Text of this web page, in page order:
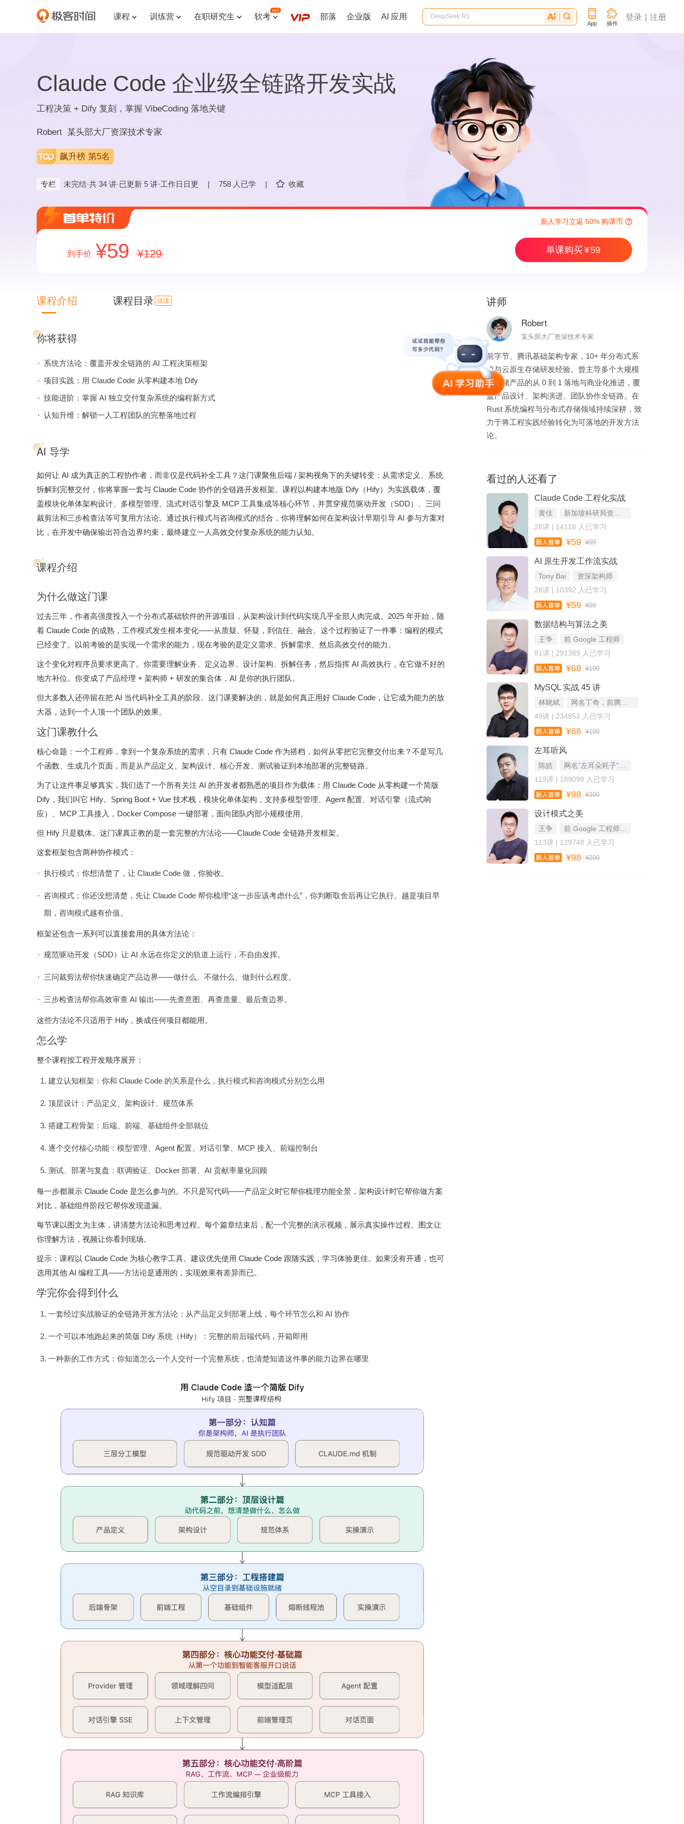
课程  训练营  在职研究生  软考  部落 企业版 AI 应用  
App 插件
登录 注册
Claude Code 企业级全链路开发实战
工程决策 + Dify 复刻，掌握 VibeCoding 落地关键
Robert 某头部大厂资深技术专家
飙升榜 第5名
专栏 未完结·共 34 讲·已更新 5 讲·工作日日更 | 758 人已学 | 收藏
到手价 59 129
新人学习立返 50% 购课币 
单课购买 59
课程介绍 课程目录 试读
你将获得
系统方法论：覆盖开发全链路的 AI 工程决策框架
项目实践：用 Claude Code 从零构建本地 Dify
技能进阶：掌握 AI 独立交付复杂系统的编程新方式
认知升维：解锁一人工程团队的完整落地过程
AI 导学
如何让 AI 成为真正的工程协作者，而非仅是代码补全工具？这门课聚焦后端 / 架构视角下的关键转变：从需求定义、系统
拆解到完整交付，你将掌握一套与 Claude Code 协作的全链路开发框架。课程以构建本地版 Dify（Hify）为实践载体，覆
盖模块化单体架构设计、多模型管理、流式对话引擎及 MCP 工具集成等核心环节，并贯穿规范驱动开发（SDD）、三问
裁剪法和三步检查法等可复用方法论。通过执行模式与咨询模式的结合，你将理解如何在架构设计早期引导 AI 参与方案对
比，在开发中确保输出符合边界约束，最终建立一人高效交付复杂系统的能力认知。
课程介绍
为什么做这门课
过去三年，作者高强度投入一个分布式基础软件的开源项目，从架构设计到代码实现几乎全部人肉完成。2025 年开始，随
着 Claude Code 的成熟，工作模式发生根本变化——从质疑、怀疑，到信任、融合。这个过程验证了一件事：编程的模式
已经变了。以前考验的是实现一个需求的能力，现在考验的是定义需求、拆解需求、然后高效交付的能力。
这个变化对程序员要求更高了。你需要理解业务、定义边界、设计架构、拆解任务，然后指挥 AI 高效执行，在它做不好的
地方补位。你变成了产品经理 + 架构师 + 研发的集合体，AI 是你的执行团队。
但大多数人还停留在把 AI 当代码补全工具的阶段。这门课要解决的，就是如何真正用好 Claude Code，让它成为能力的放
大器，达到一个人顶一个团队的效果。
这门课教什么
核心命题：一个工程师，拿到一个复杂系统的需求，只有 Claude Code 作为搭档，如何从零把它完整交付出来？不是写几
个函数、生成几个页面，而是从产品定义、架构设计、核心开发、测试验证到本地部署的完整链路。
为了让这件事足够真实，我们选了一个所有关注 AI 的开发者都熟悉的项目作为载体：用 Claude Code 从零构建一个简版
Dify，我们叫它 Hify。Spring Boot + Vue 技术栈，模块化单体架构，支持多模型管理、Agent 配置、对话引擎（流式响
应）、MCP 工具接入，Docker Compose 一键部署，面向团队内部小规模使用。
但 Hify 只是载体。这门课真正教的是一套完整的方法论——Claude Code 全链路开发框架。
这套框架包含两种协作模式：
执行模式：你想清楚了，让 Claude Code 做，你验收。
咨询模式：你还没想清楚，先让 Claude Code 帮你梳理“这一步应该考虑什么”，你判断取舍后再让它执行。越是项目早
期，咨询模式越有价值。
框架还包含一系列可以直接套用的具体方法论：
规范驱动开发（SDD）让 AI 永远在你定义的轨道上运行，不自由发挥。
三问裁剪法帮你快速确定产品边界——做什么、不做什么、做到什么程度。
三步检查法帮你高效审查 AI 输出——先查意图、再查质量、最后查边界。
这些方法论不只适用于 Hify，换成任何项目都能用。
怎么学
整个课程按工程开发顺序展开：
建立认知框架：你和 Claude Code 的关系是什么，执行模式和咨询模式分别怎么用
顶层设计：产品定义、架构设计、规范体系
搭建工程骨架：后端、前端、基础组件全部就位
逐个交付核心功能：模型管理、Agent 配置、对话引擎、MCP 接入、前端控制台
测试、部署与复盘：联调验证、Docker 部署、AI 贡献率量化回顾
每一步都展示 Claude Code 是怎么参与的。不只是写代码——产品定义时它帮你梳理功能全景，架构设计时它帮你做方案
对比，基础组件阶段它帮你发现遗漏。
每节课以图文为主体，讲清楚方法论和思考过程。每个篇章结束后，配一个完整的演示视频，展示真实操作过程。图文让
你理解方法，视频让你看到现场。
提示：课程以 Claude Code 为核心教学工具。建议优先使用 Claude Code 跟随实践，学习体验更佳。如果没有开通，也可
选用其他 AI 编程工具——方法论是通用的，实现效果有差异而已。
学完你会得到什么
一套经过实战验证的全链路开发方法论：从产品定义到部署上线，每个环节怎么和 AI 协作
一个可以本地跑起来的简版 Dify 系统（Hify）：完整的前后端代码，开箱即用
一种新的工作方式：你知道怎么一个人交付一个完整系统，也清楚知道这件事的能力边界在哪里
讲师
Robert
某头部大厂资深技术专家
前字节、腾讯基础架构专家，10+ 年分布式系
统与云原生存储研发经验。曾主导多个大规模
云存储产品的从 0 到 1 落地与商业化推进，覆
盖产品设计、架构演进、团队协作全链路。在
Rust 系统编程与分布式存储领域持续深耕，致
力于将工程实践经验转化为可落地的开发方法
论。
看过的人还看了
Claude Code 工程化实战
黄佳
28讲 | 14118 人已学习
¥59 ¥99
AI 原生开发工作流实战
Tony Bai
资深架构师
28讲 | 10392 人已学习
¥59 ¥99
数据结构与算法之美
王争
前 Google 工程师
81讲 | 291389 人已学习
¥68 ¥199
MySQL 实战 45 讲
林晓斌
49讲 | 234852 人已学习
¥68 ¥199
左耳听风
陈皓
119讲 | 189098 人已学习
¥98 ¥399
设计模式之美
王争
113讲 | 129748 人已学习
¥98 ¥299